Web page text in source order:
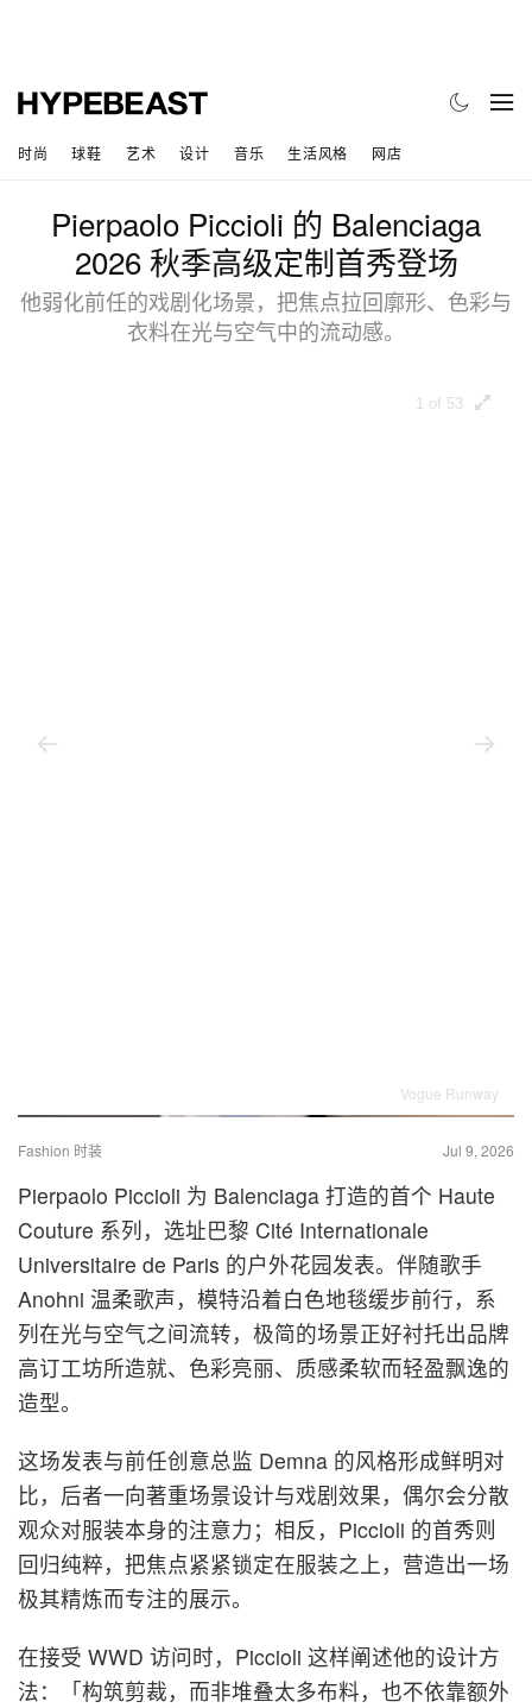
时尚 球鞋 艺术 设计 音乐 生活风格 网店
Pierpaolo Piccioli 的 Balenciaga
2026 秋季高级定制首秀登场
他弱化前任的戏剧化场景，把焦点拉回廓形、色彩与
衣料在光与空气中的流动感。
1 of 53
Vogue Runway
Fashion 时装 Jul 9, 2026
Pierpaolo Piccioli 为 Balenciaga 打造的首个 Haute
Couture 系列，选址巴黎 Cité Internationale
Universitaire de Paris 的户外花园发表。伴随歌手
Anohni 温柔歌声，模特沿着白色地毯缓步前行，系
列在光与空气之间流转，极简的场景正好衬托出品牌
高订工坊所造就、色彩亮丽、质感柔软而轻盈飘逸的
造型。
这场发表与前任创意总监 Demna 的风格形成鲜明对
比，后者一向著重场景设计与戏剧效果，偶尔会分散
观众对服装本身的注意力；相反，Piccioli 的首秀则
回归纯粹，把焦点紧紧锁定在服装之上，营造出一场
极其精炼而专注的展示。
在接受 WWD 访问时，Piccioli 这样阐述他的设计方
法：「构筑剪裁，而非堆叠太多布料，也不依靠额外